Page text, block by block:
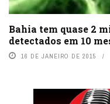
Bahia tem quase 2
detectados em 10
16 DE JANEIRO DE 2015